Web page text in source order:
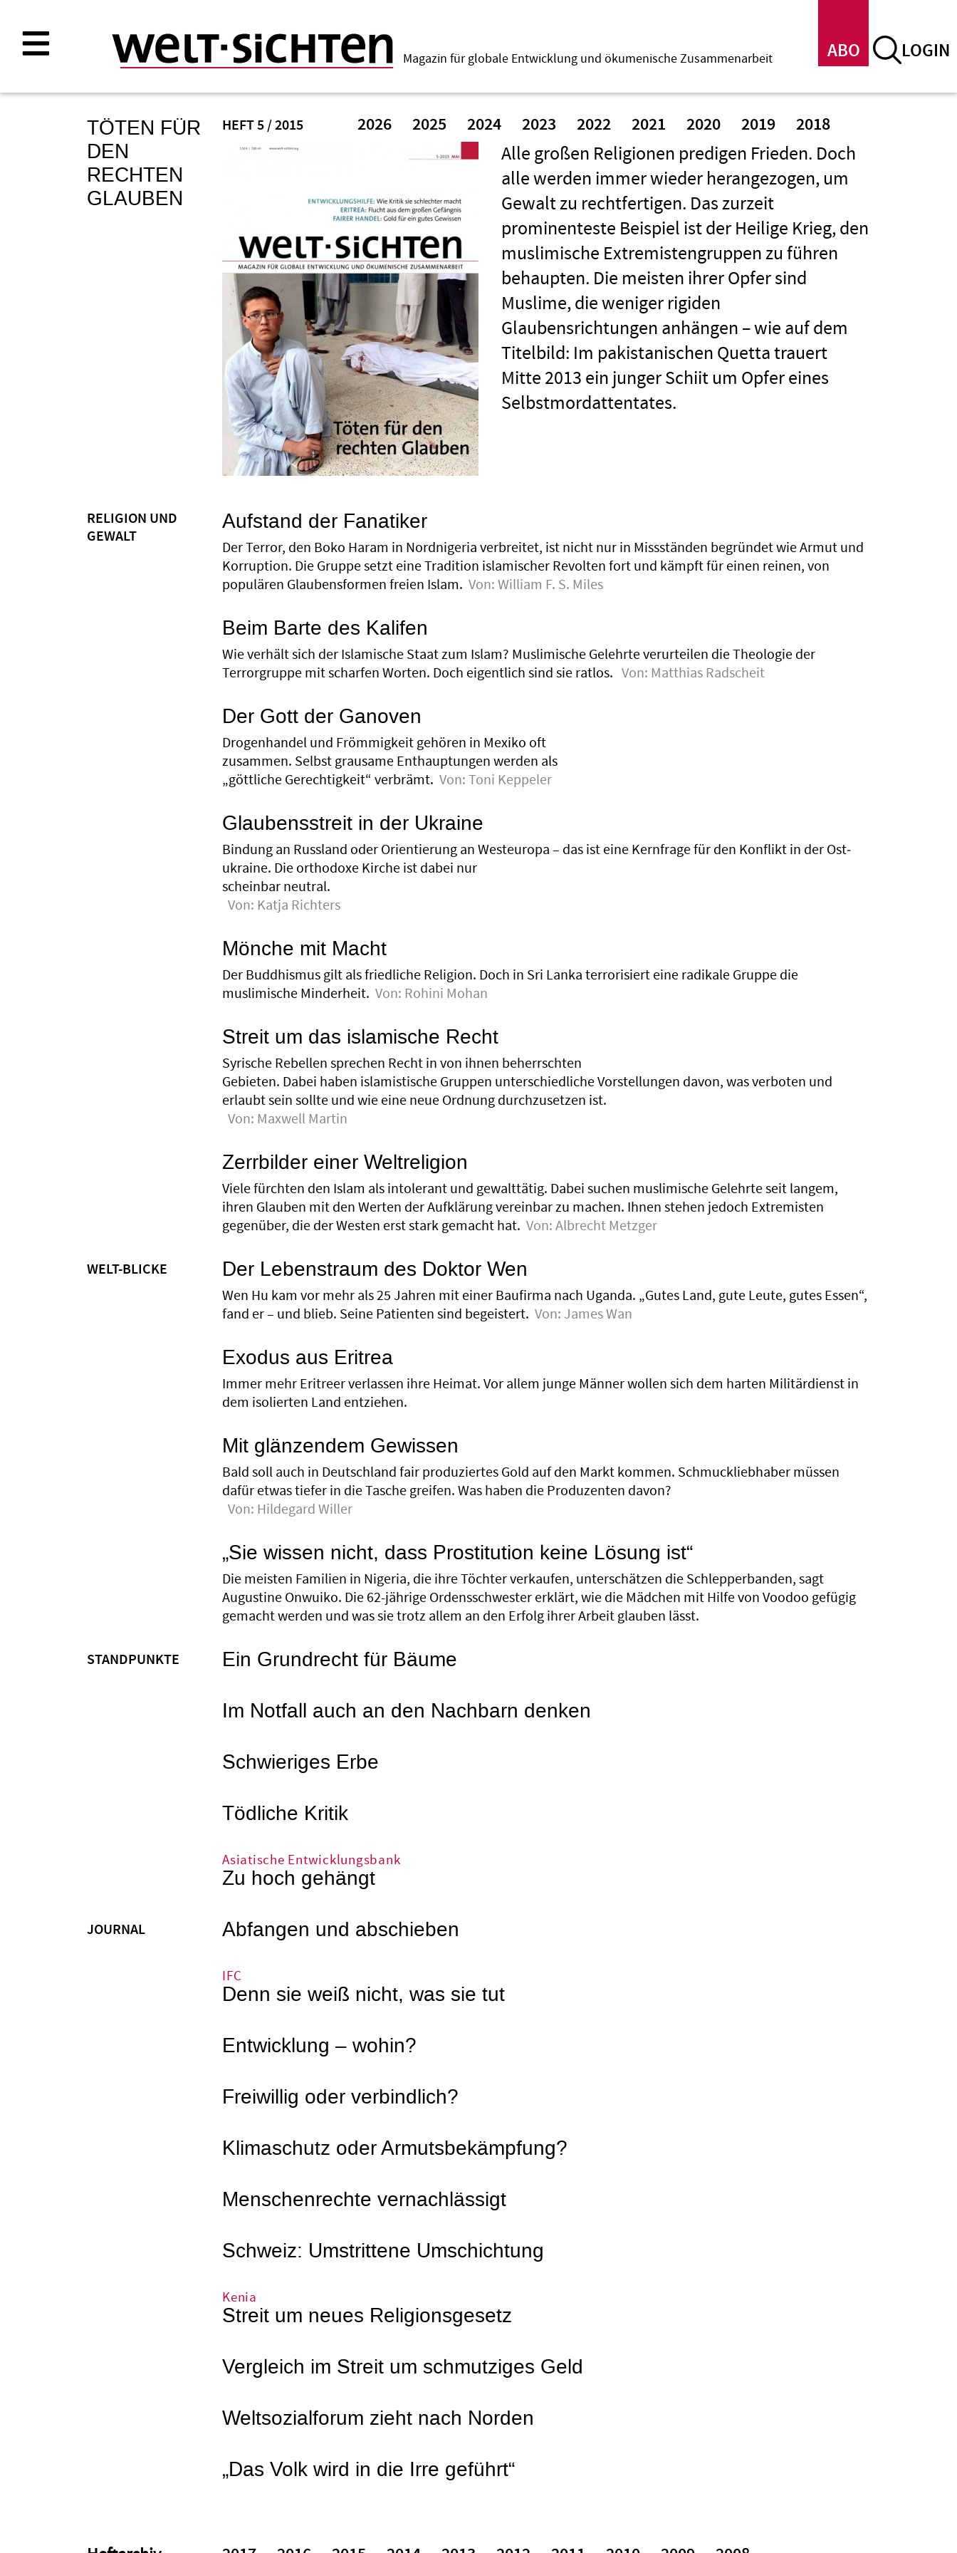
Inhalt
ABO LOGIN
Magazin für globale Entwicklung und ökumenische Zusammenarbeit
TÖTEN FÜR
DEN
RECHTEN
GLAUBEN
HEFT 5 / 2015
Alle großen Religionen predigen Frieden. Doch
alle werden immer wieder herangezogen, um
Gewalt zu rechtfertigen. Das zurzeit
prominenteste Beispiel ist der Heilige Krieg, den
muslimische Extremistengruppen zu führen
behaupten. Die meisten ihrer Opfer sind
Muslime, die weniger rigiden
Glaubensrichtungen anhängen – wie auf dem
Titelbild: Im pakistanischen Quetta trauert
Mitte 2013 ein junger Schiit um Opfer eines
Selbstmordattentates.
RELIGION UND
GEWALT
Aufstand der Fanatiker
Der Terror, den Boko Haram in Nordnigeria verbreitet, ist nicht nur in Missständen begründet wie Armut und
Korruption. Die Gruppe setzt eine Tradition islamischer Revolten fort und kämpft für einen reinen, von
populären Glaubensformen freien Islam. Von:William F. S. Miles
Beim Barte des Kalifen
Wie verhält sich der ­Islamische Staat zum Islam? Muslimische Gelehrte verurteilen die Theologie der
Terrorgruppe mit scharfen Worten. Doch eigentlich sind sie ratlos. Von: Matthias Radscheit
Der Gott der Ganoven
Drogenhandel und Frömmigkeit gehören in Mexiko oft
zusammen. Selbst grausame Enthauptungen werden als
„göttliche Gerechtigkeit“ verbrämt. Von:Toni Keppeler
Glaubensstreit in der Ukraine
Bindung an Russland oder Orientierung an Westeuropa – das ist eine Kernfrage für den Konflikt in der Ost­
ukraine. Die ortho­doxe Kirche ist dabei nur
scheinbar neutral.
Von: Katja Richters
Mönche mit Macht
Der Buddhismus gilt als friedliche Religion. Doch in Sri Lanka terrorisiert eine radikale Gruppe die
muslimische Minderheit. Von: Rohini Mohan
Streit um das islamische Recht
Syrische Rebellen sprechen Recht in von ihnen beherrschten
Gebieten. Dabei haben islamistische Gruppen unterschied­liche Vorstellungen davon, was verboten und
erlaubt sein sollte und wie eine neue Ordnung durchzusetzen ist.
Von: Maxwell Martin
Zerrbilder einer Weltreligion
Viele fürchten den Islam als intolerant und gewalttätig. Dabei suchen muslimische Gelehrte seit langem,
ihren Glauben mit den Werten der Aufklärung vereinbar zu machen. Ihnen stehen jedoch Extremisten
gegenüber, die der Westen erst stark gemacht hat. Von:Albrecht Metzger
WELT-BLICKE Der Lebenstraum des Doktor Wen
Wen Hu kam vor mehr als 25 Jahren mit einer Baufirma nach Uganda. „Gutes Land, gute Leute, gutes Essen“,
fand er – und blieb. Seine Patienten sind begeistert. Von: James Wan
Exodus aus Eritrea
Immer mehr Eritreer verlassen ihre Heimat. Vor allem junge Männer wollen sich dem harten Militärdienst in
dem isolierten Land entziehen.
Mit glänzendem Gewissen
Bald soll auch in Deutschland fair produ­ziertes Gold auf den Markt kommen. Schmuckliebhaber müssen
dafür etwas tiefer in die Tasche greifen. Was haben die Produzenten davon?
Von: Hildegard Willer
„Sie wissen nicht, dass Prostitution keine Lösung ist“
Die meisten Familien in Nigeria, die ihre Töchter verkaufen, unterschätzen die Schlepperbanden, sagt
Augustine Onwuiko. Die 62-jährige Ordensschwester erklärt, wie die Mädchen mit Hilfe von Voodoo gefügig
gemacht werden und was sie trotz allem an den Erfolg ihrer Arbeit glauben lässt.
STANDPUNKTE
Ein Grundrecht für Bäume
Im Notfall auch an den Nachbarn denken
Schwieriges Erbe
Tödliche Kritik
Asiatische Entwicklungsbank
Zu hoch gehängt
JOURNAL Abfangen und abschieben
IFC
Denn sie weiß nicht, was sie tut
Entwicklung – wohin?
Freiwillig oder verbindlich?
Klimaschutz oder Armutsbekämpfung?
Menschenrechte vernachlässigt
Schweiz: Umstrittene Umschichtung
Kenia
Streit um neues Religionsgesetz
Vergleich im Streit um schmutziges Geld
Weltsozialforum zieht nach Norden
„Das Volk wird in die Irre geführt“
2026 2025 2024 2023 2022 2021 2020 2019 2018